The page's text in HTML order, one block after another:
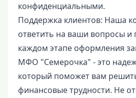
конфиденциальными.
Поддержка клиентов: Наша
ответить на ваши вопросы
каждом этапе оформления
МФО "Семерочка" - это
который поможет вам
финансовые трудности. Не